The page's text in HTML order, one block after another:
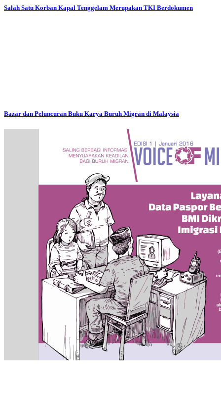
Salah Satu Korban Kapal Tenggelam Merupakan TKI Berdokumen
Bazar dan Peluncuran Buku Karya Buruh Migran di Malaysia